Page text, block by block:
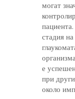
могат
стадия
е
при
около